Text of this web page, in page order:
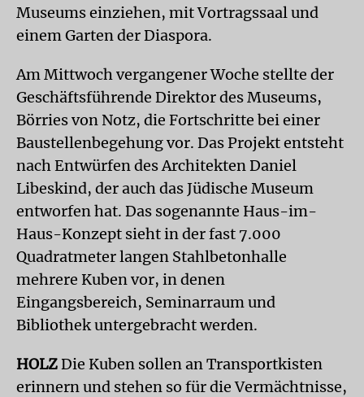
Museums einziehen, mit Vortragssaal und
einem Garten der Diaspora.
Am Mittwoch vergangener Woche stellte der
Geschäftsführende Direktor des Museums,
Börries von Notz, die Fortschritte bei einer
Baustellenbegehung vor. Das Projekt entsteht
nach Entwürfen des Architekten Daniel
Libeskind, der auch das Jüdische Museum
entworfen hat. Das sogenannte Haus-im-
Haus-Konzept sieht in der fast 7.000
Quadratmeter langen Stahlbetonhalle
mehrere Kuben vor, in denen
Eingangsbereich, Seminarraum und
Bibliothek untergebracht werden.
HOLZDie Kuben sollen an Transportkisten
erinnern und stehen so für die Vermächtnisse,